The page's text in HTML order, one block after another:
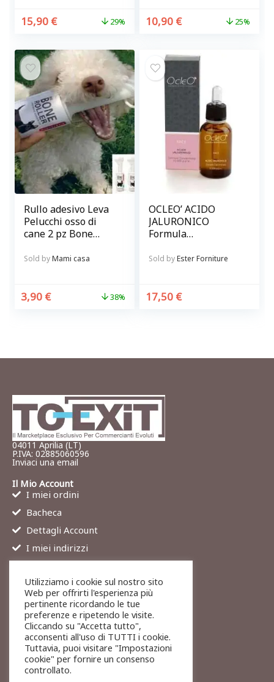
15,90 € 29% 10,90 € 25%
Rullo adesivo Leva
Pelucchi osso di
cane 2 pz Bone
Sold byMami casa
3,90 € 38%
OCLEO’ ACIDO
JALURONICO
Formula
p.p.m.
Sold byEster Forniture
17,50 €
04011 Aprilia (LT)
P.IVA: 02885060596
Inviaci una email
Il Mio Account
I miei ordini
Bacheca
Dettagli Account
I miei indirizzi
Chi siamo
Services
Blog
Contatti
Legali
Termini di servizio
Utilizziamo i cookie sul nostro sito
Web per offrirti l'esperienza più
pertinente ricordando le tue
preferenze e ripetendo le visite.
Cliccando su "Accetta tutto",
acconsenti all'uso di TUTTI i cookie.
Tuttavia, puoi visitare "Impostazioni
cookie" per fornire un consenso
controllato.